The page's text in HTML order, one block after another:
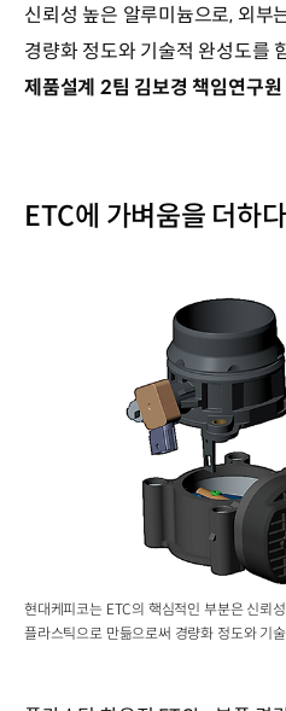
신뢰성 높은 알루미늄으로, 외부
경량화 정도와 기술적 완성도를
제품설계 2팀 김보경 책임연구원
ETC에 가벼움을 더하다
현대케피코는 ETC의 핵심적인 부분은 신뢰
플라스틱으로 만듦으로써 경량화 정도와 기